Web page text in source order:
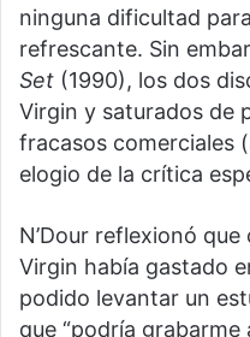
ninguna dificultad
refrescante. Sin
Set (1990), los dos
Virgin y saturados de
fracasos comerciales
elogio de la crítica
N’Dour reflexionó
Virgin había gastado
podido levantar un
que “podría grabarme